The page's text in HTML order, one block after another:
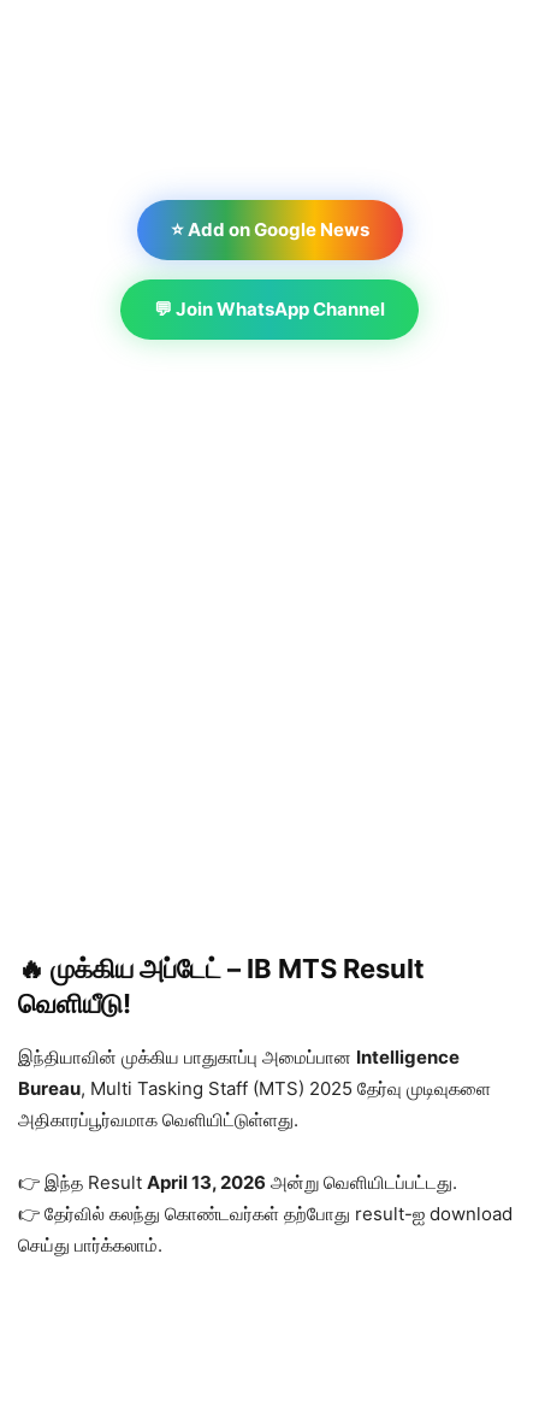
⭐ Add on Google News
💬 Join WhatsApp Channel
🔥 முக்கிய அப்டேட் – IB MTS Result
வெளியீடு!
இந்தியாவின் முக்கிய பாதுகாப்பு அமைப்பான Intelligence
Bureau, Multi Tasking Staff (MTS) 2025 தேர்வு முடிவுகளை
அதிகாரப்பூர்வமாக வெளியிட்டுள்ளது.
👉 இந்த Result April 13, 2026 அன்று வெளியிடப்பட்டது.
👉 தேர்வில் கலந்து கொண்டவர்கள் தற்போது result-ஐ download
செய்து பார்க்கலாம்.